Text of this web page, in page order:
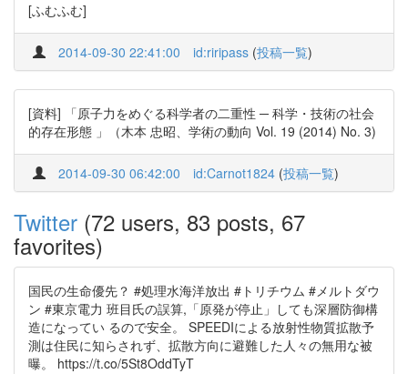
[ふむふむ]
2014-09-30 22:41:00 id:riripass (投稿一覧)
[資料] 「原子力をめぐる科学者の二重性 ─ 科学・技術の社会
的存在形態 」（木本 忠昭、学術の動向 Vol. 19 (2014) No. 3)
2014-09-30 06:42:00 id:Carnot1824 (投稿一覧)
Twitter (72 users, 83 posts, 67
favorites)
国民の生命優先？ #処理水海洋放出 #トリチウム #メルトダウ
ン #東京電力 班目氏の誤算,「原発が停止」しても深層防御構
造になってい るので安全。 SPEEDIによる放射性物質拡散予
測は住民に知らされず、拡散方向に避難した人々の無用な被
曝。 https://t.co/5St8OddTyT